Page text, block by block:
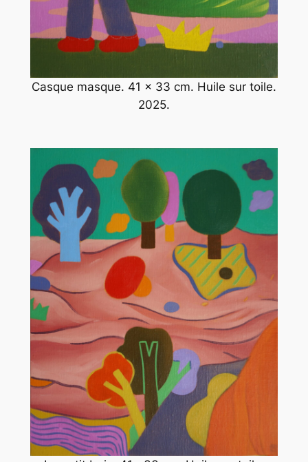
Casque masque. 41 x 33 cm. Huile sur toile.
2025.